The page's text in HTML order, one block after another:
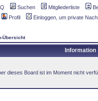
Suchen Mitgliederliste
Profil
Einloggen, um private
Übersicht
Information
dieses Board ist im Moment nicht